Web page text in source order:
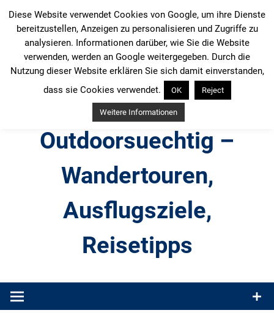
Inhalt
springen
Outdoorsuechtig –
Wandertouren,
Ausflugsziele,
Reisetipps
Produkttests und Buchrezensionen. Ein Blog für alle, die gern
Diese Website verwendet Cookies von Google, um ihre Dienste
bereitzustellen, Anzeigen zu personalisieren und Zugriffe zu
analysieren. Informationen darüber, wie Sie die Website
verwenden, werden an Google weitergegeben. Durch die
Nutzung dieser Website erklären Sie sich damit einverstanden,
dass sie Cookies verwendet.
OK Reject
Weitere Informationen